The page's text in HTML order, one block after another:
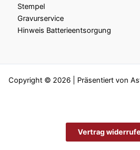
Stempel
Gravurservice
Hinweis Batterieentsorgung
Copyright © 2026 | Präsentiert von
Vertrag